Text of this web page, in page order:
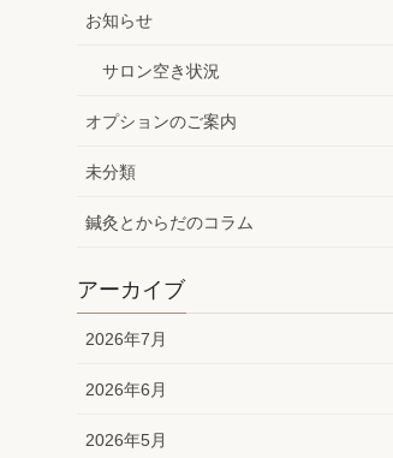
お知らせ
サロン空き状況
オプションのご案内
未分類
鍼灸とからだのコラム
アーカイブ
2026年7月
2026年6月
2026年5月